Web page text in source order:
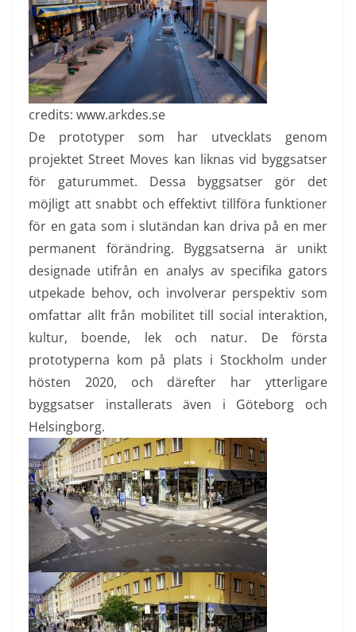
credits: www.arkdes.se
De prototyper som har utvecklats genom
projektet Street Moves kan liknas vid byggsatser
för gaturummet. Dessa byggsatser gör det
möjligt att snabbt och effektivt tillföra funktioner
för en gata som i slutändan kan driva på en mer
permanent förändring. Byggsatserna är unikt
designade utifrån en analys av specifika gators
utpekade behov, och involverar perspektiv som
omfattar allt från mobilitet till social interaktion,
kultur, boende, lek och natur. De första
prototyperna kom på plats i Stockholm under
hösten 2020, och därefter har ytterligare
byggsatser installerats även i Göteborg och
Helsingborg.